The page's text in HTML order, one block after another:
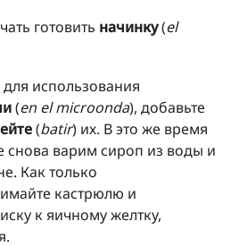
готовить начинку(el
использования
(en el microonda), добавьте
(batir) их. В это же время
снова варим сироп из воды и
Как только
кастрюлю и
к яичному желтку,